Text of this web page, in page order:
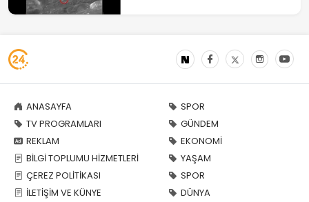
ANASAYFA
TV PROGRAMLARI
REKLAM
BİLGİ TOPLUMU HİZMETLERİ
ÇEREZ POLİTİKASI
İLETİŞİM VE KÜNYE
SPOR
GÜNDEM
EKONOMİ
YAŞAM
SPOR
DÜNYA